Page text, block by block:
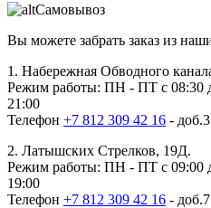
Самовывоз
Вы можете забрать заказ из
1. Набережная Обводного
Режим работы: ПН - ПТ с 08:30
21:00
Телефон +7 812 309 42 16 - доб.3
2. Латышских Стрелков, 19Д.
Режим работы: ПН - ПТ с 09:00
19:00
Телефон +7 812 309 42 16 - доб.7